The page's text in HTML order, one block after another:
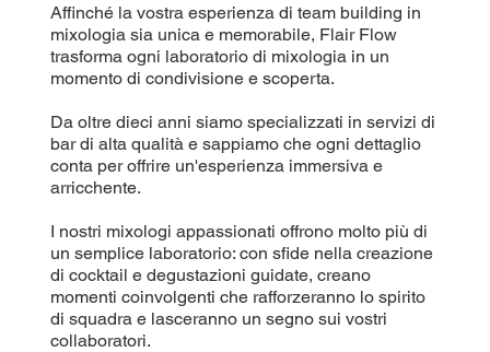
Affinché la vostra esperienza di team building in
mixologia sia unica e memorabile, Flair Flow
trasforma ogni laboratorio di mixologia in un
momento di condivisione e scoperta.
Da oltre dieci anni siamo specializzati in servizi di
bar di alta qualità e sappiamo che ogni dettaglio
conta per offrire un'esperienza immersiva e
arricchente.
I nostri mixologi appassionati offrono molto più di
un semplice laboratorio: con sfide nella creazione
di cocktail e degustazioni guidate, creano
momenti coinvolgenti che rafforzeranno lo spirito
di squadra e lasceranno un segno sui vostri
collaboratori.